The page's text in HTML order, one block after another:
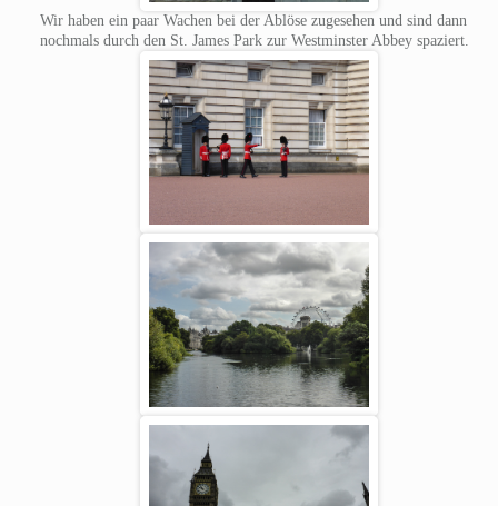
Wir haben ein paar Wachen bei der Ablöse zugesehen und sind dann
nochmals durch den St. James Park zur Westminster Abbey spaziert.